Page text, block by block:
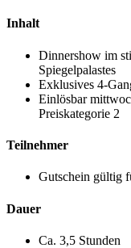
Inhalt
Dinnershow im
Spiegelpalastes
Exklusives 4-
Einlösbar
Preiskategorie 2
Teilnehmer
Gutschein gültig
Dauer
Ca. 3,5 Stunden